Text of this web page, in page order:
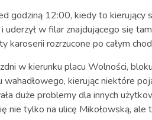
godziną 12:00, kiedy to kierujący
uderzył w filar znajdującego się
karoserii rozrzucone po całym
w kierunku placu Wolności,
kierując niektóre
duże problemy dla innych
nie tylko na ulicę Mikołowską,